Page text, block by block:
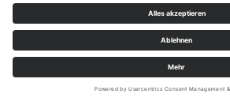
insbesondere
Anfrage per E-Mail,